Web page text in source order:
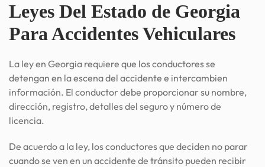
Leyes Del Estado de Georgia
Para Accidentes Vehiculares
La ley en Georgia requiere que los conductores se
detengan en la escena del accidente e intercambien
información. El conductor debe proporcionar su nombre,
dirección, registro, detalles del seguro y número de
licencia.
De acuerdo a la ley, los conductores que deciden no parar
cuando se ven en un accidente de tránsito pueden recibir